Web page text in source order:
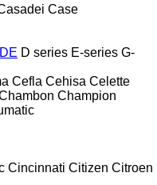
Case
DE D series E-series G-
Cefla Cehisa Celette
Champion
Cincinnati Citizen Citroen